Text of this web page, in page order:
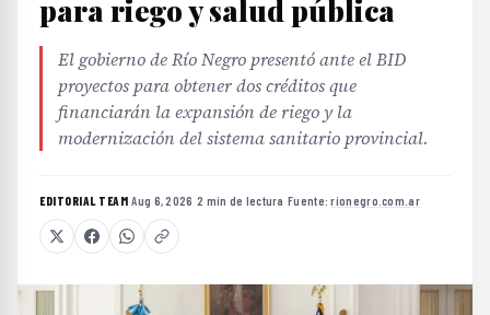
para riego y salud pública
El gobierno de Río Negro presentó ante el BID
proyectos para obtener dos créditos que
financiarán la expansión de riego y la
modernización del sistema sanitario provincial.
EDITORIAL TEAM·Aug 6, 2026 ·2 min de lectura ·Fuente:rionegro.com.ar